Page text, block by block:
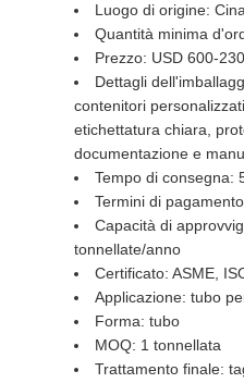
Luogo di origine: Cina
Quantità minima
Prezzo: USD 600-
Dettagli
contenitori
etichettatura chiara,
documentazione e
Tempo di consegna:
Termini di
Capacità di
tonnellate/anno
Certificato: ASME,
Applicazione: tubo
Forma: tubo
MOQ: 1 tonnellata
Trattamento finale: